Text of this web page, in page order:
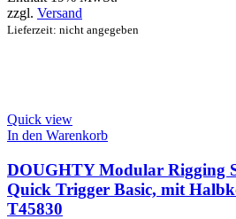
zzgl. Versand
Lieferzeit: nicht angegeben
Quick view
In den Warenkorb
DOUGHTY Modular Rigging
Quick Trigger Basic, mit
T45830